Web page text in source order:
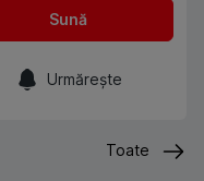
Sună
Urmărește
Toate